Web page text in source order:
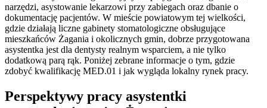
narzędzi, asystowanie lekarzowi przy zabiegach oraz dbanie o
dokumentację pacjentów. W mieście powiatowym tej wielkości,
gdzie działają liczne gabinety stomatologiczne obsługujące
mieszkańców Żagania i okolicznych gmin, dobrze przygotowana
asystentka jest dla dentysty realnym wsparciem, a nie tylko
dodatkową parą rąk. Poniżej zebrane informacje o tym, gdzie
zdobyć kwalifikację MED.01 i jak wygląda lokalny rynek pracy.
Perspektywy pracy asystentki